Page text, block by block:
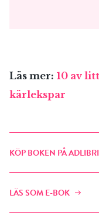
Läs mer: 10 av
kärlekspar
KÖP BOKEN PÅ
LÄS SOM E-BOK